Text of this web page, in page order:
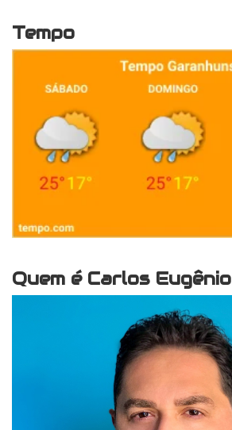
Tempo
Quem é Carlos Eugênio